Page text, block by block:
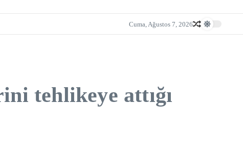
Cuma, Ağustos 7, 2026
tehlikeye attığı